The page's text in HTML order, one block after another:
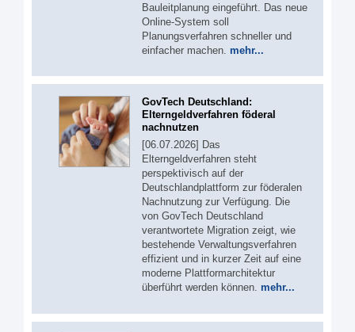
Bauleitplanung eingeführt. Das neue
Online-System soll
Planungsverfahren schneller und
einfacher machen. mehr...
GovTech Deutschland:
Elterngeldverfahren föderal
nachnutzen
[06.07.2026] Das
Elterngeldverfahren steht
perspektivisch auf der
Deutschlandplattform zur föderalen
Nachnutzung zur Verfügung. Die
von GovTech Deutschland
verantwortete Migration zeigt, wie
bestehende Verwaltungsverfahren
effizient und in kurzer Zeit auf eine
moderne Plattformarchitektur
überführt werden können. mehr...